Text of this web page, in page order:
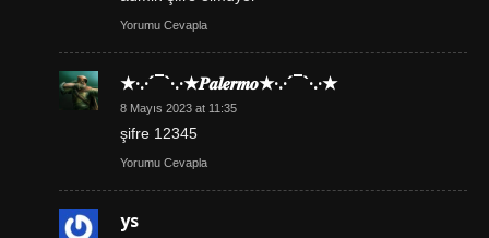
Yorumu Cevapla
★·.·´¯`·.·★𝑷𝒂𝒍𝒆𝒓𝒎𝒐★·.·´¯`·.·★
8 Mayıs 2023 at 11:35
şifre 12345
Yorumu Cevapla
ys